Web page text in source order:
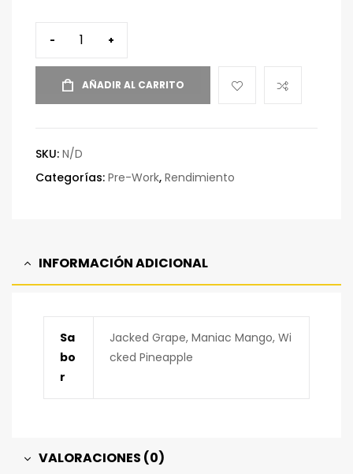
- +
AÑADIR AL CARRITO
SKU: N/D
Categorías: Pre-Work, Rendimiento
INFORMACIÓN ADICIONAL
Sa
bo
r
Jacked Grape, Maniac Mango, Wi
cked Pineapple
VALORACIONES (0)